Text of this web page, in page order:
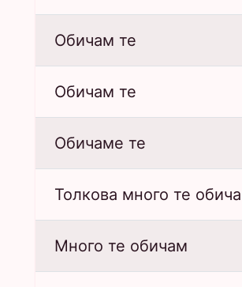
Обичам те
Обичам те
Обичаме те
Толкова много те
Много те обичам